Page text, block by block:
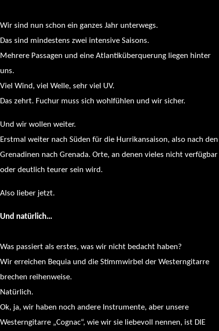
Wir sind nun schon ein ganzes Jahr unterwegs.
Das sind mindestens zwei intensive Saisons.
Mehrere Passagen und eine Atlantiküberquerung liegen hinter
uns.
Viel Wind, viel Welle, sehr viel UV.
Das zehrt. Fuchur muss sich wohlfühlen und wir sicher.
Und wir wollen weiter.
Erstmal weiter nach Süden für die Hurrikansaison, also nach den
Grenadinen nach Grenada. Orte, an denen vieles nicht verfügbar
oder deutlich teurer sein wird.
Also lieber jetzt.
Und natürlich…
Was passiert als erstes, was wir nicht bedacht haben?
Wir erreichen Bequia und die Stimmwirbel der Westerngitarre
brechen reihenweise.
Natürlich.
Ok, ja, wir haben noch andere Instrumente, aber unsere
Westerngitarre „Cognac“, wie wir sie liebevoll nennen, ist DIE